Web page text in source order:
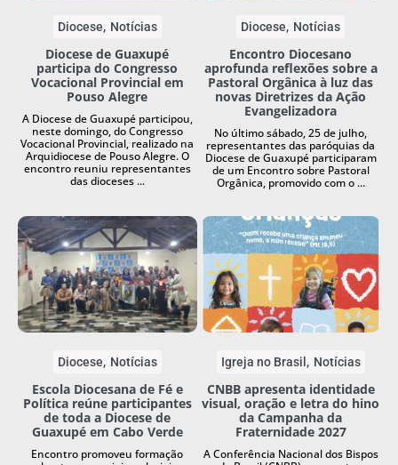
Diocese Notícias
Diocese de Guaxupé
participa do Congresso
Vocacional Provincial em
Pouso Alegre
A Diocese de Guaxupé participou,
neste domingo, do Congresso
Vocacional Provincial, realizado na
Arquidiocese de Pouso Alegre. O
encontro reuniu representantes
das dioceses ...
Diocese Notícias
Encontro Diocesano
aprofunda reflexões sobre a
Pastoral Orgânica à luz das
novas Diretrizes da Ação
Evangelizadora
No último sábado, 25 de julho,
representantes das paróquias da
Diocese de Guaxupé participaram
de um Encontro sobre Pastoral
Orgânica, promovido com o ...
Diocese Notícias
Escola Diocesana de Fé e
Política reúne participantes
de toda a Diocese de
Guaxupé em Cabo Verde
Encontro promoveu formação
Igreja no Brasil Notícias
CNBB apresenta identidade
visual, oração e letra do hino
da Campanha da
Fraternidade 2027
A Conferência Nacional dos Bispos